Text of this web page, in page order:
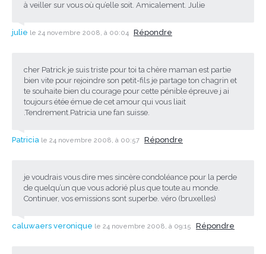
à veiller sur vous où qu’elle soit. Amicalement. Julie
julie le 24 novembre 2008, à 00:04 Répondre
cher Patrick je suis triste pour toi ta chère maman est partie
bien vite pour rejoindre son petit-fils je partage ton chagrin et
te souhaite bien du courage pour cette pénible épreuve j ai
toujours étée émue de cet amour qui vous liait
.Tendrement.Patricia une fan suisse.
Patricia le 24 novembre 2008, à 00:57 Répondre
je voudrais vous dire mes sincère condoléance pour la perde
de quelqu’un que vous adorié plus que toute au monde.
Continuer, vos emissions sont superbe. véro (bruxelles)
caluwaers veronique le 24 novembre 2008, à 09:15 Répondre